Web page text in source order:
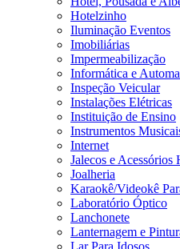
Hotelzinho
Iluminação Eventos
Imobiliárias
Impermeabilização
Informática e
Inspeção Veicular
Instalações Elétricas
Instituição de Ensino
Instrumentos
Internet
Jalecos e Acessórios
Joalheria
Karaokê/Videokê
Laboratório Óptico
Lanchonete
Lanternagem e
Lar Para Idosos